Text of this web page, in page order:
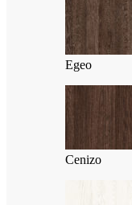
Egeo
Cenizo